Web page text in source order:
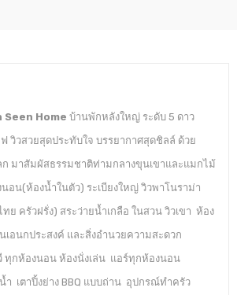
Seen Home บ้านพักหลังใหญ่ ระดับ 5 ดาว
วิวสวยสุดประทับใจ บรรยากาศสุดชิลล์ ด้วย
มาสัมผัสธรรมชาติท่ามกลางขุนเขาและแมกไม้
อน(ห้องน้ำในตัว) ระเบียงใหญ่ วิวพาโนราม่า
ย ครัวฝรั่ง) สระว่ายน้ำเกลือ ในสวน วิวเขา ห้อง
เอนกประสงค์ และสิ่งอำนวยความสะดวก
ทุกห้องนอน ห้องนั่งเล่น แอร์ทุกห้องนอน
ำ เตาปิ้งย่าง BBQ แบบถ่าน อุปกรณ์ทำครัว